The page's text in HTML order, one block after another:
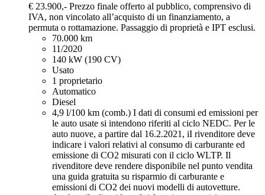
€ 23.900,- Prezzo finale offerto al pubblico, comprensivo di
IVA, non vincolato all’acquisto di un finanziamento, a
permuta o rottamazione. Passaggio di proprietà e IPT esclusi.
70.000 km
11/2020
140 kW (190 CV)
Usato
1 proprietario
Automatico
Diesel
4,9 l/100 km (comb.) I dati di consumi ed emissioni per
le auto usate si intendono riferiti al ciclo NEDC. Per le
auto nuove, a partire dal 16.2.2021, iI rivenditore deve
indicare i valori relativi al consumo di carburante ed
emissione di CO2 misurati con il ciclo WLTP. Il
rivenditore deve rendere disponibile nel punto vendita
una guida gratuita su risparmio di carburante e
emissioni di CO2 dei nuovi modelli di autovetture.